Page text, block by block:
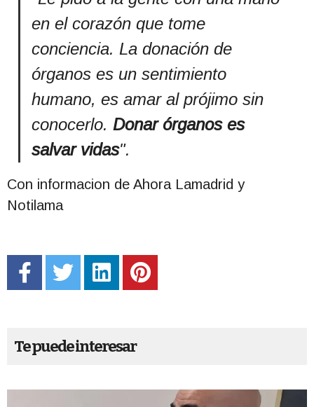
en el corazón que tome
conciencia. La donación de
órganos es un sentimiento
humano, es amar al prójimo sin
conocerlo. Donar órganos es
salvar vidas".
Con informacion de Ahora Lamadrid y
Notilama
Te puede interesar